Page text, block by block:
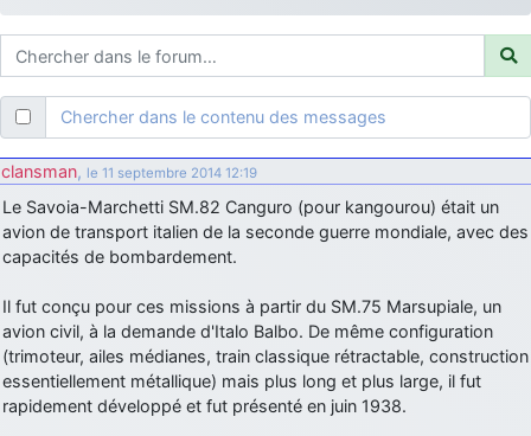
d9pouces: ouakamois > si tu parles du sujet sur l'Armée de l'Air,
bien sûr que oui !
je suis un avion@,._,+: Bonjour je viens d'arriver il y a quelques
moi et quelques avions n'ont pas les mêmes noms qu'aujourd'hui
ouakamois: Bonjourà toutes et à tous.en espérantque ces
quelques images du Pays Basque vous auront plu ; Agur…
d9pouces: Malheureusement nonun peu trop loin pour moi !
fox_50: Bonjour, certains parmis vous étaient-ils présent au
cachée dans les pins: Coucou et excellente année 2026 à tous et
au site!
jericho: Bonne année et tous mes meilleurs voeux à tous pour
2026 !
Chercher dans le contenu des messages
clansman, le 11 septembre 2014 12:19
Le Savoia-Marchetti SM.82 Canguro (pour kangourou) était un
avion de transport italien de la seconde guerre mondiale, avec des
capacités de bombardement.
Il fut conçu pour ces missions à partir du SM.75 Marsupiale, un
avion civil, à la demande d'Italo Balbo. De même configuration
(trimoteur, ailes médianes, train classique rétractable, construction
essentiellement métallique) mais plus long et plus large, il fut
rapidement développé et fut présenté en juin 1938.